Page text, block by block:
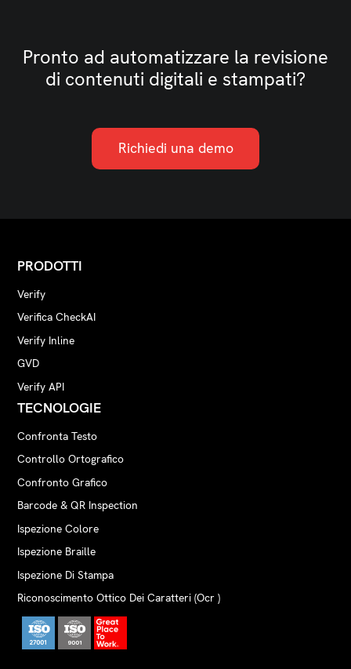
Pronto ad automatizzare la revisione
di contenuti digitali e stampati?
Richiedi una demo
PRODOTTI
Verify
Verifica CheckAI
Verify Inline
GVD
Verify API
TECNOLOGIE
Confronta Testo
Controllo Ortografico
Confronto Grafico
Barcode & QR Inspection
Ispezione Colore
Ispezione Braille
Ispezione Di Stampa
Riconoscimento Ottico Dei Caratteri (Ocr )